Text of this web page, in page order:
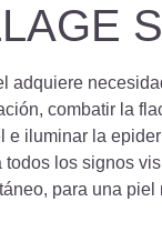
adquiere
combatir la
e iluminar la
todos los signos
para una piel